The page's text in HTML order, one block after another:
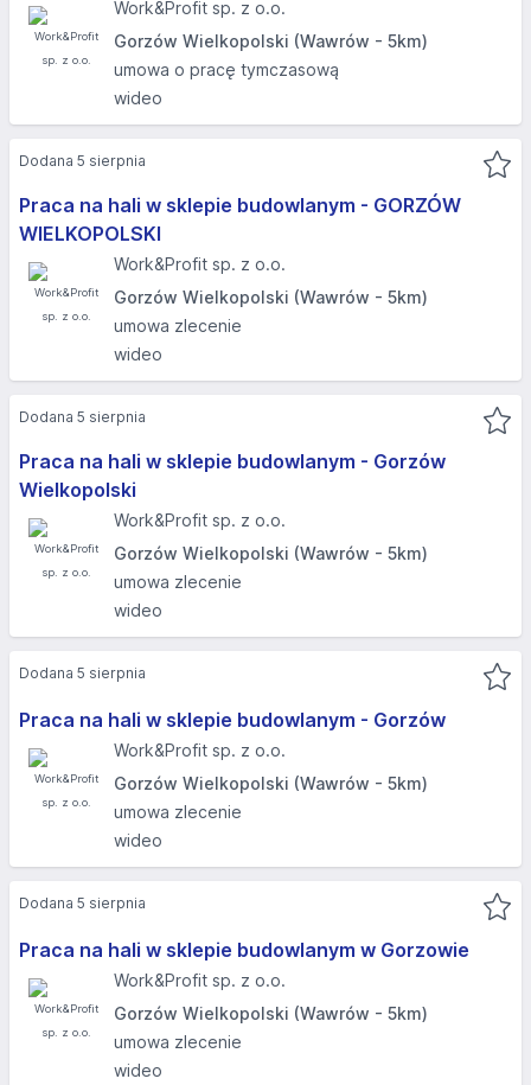
Work&Profit sp. z o.o.
Gorzów Wielkopolski (Wawrów - 5km)
umowa o pracę tymczasową
wideo
Praca na hali w sklepie budowlanym - GORZÓW
WIELKOPOLSKI​
Work&Profit sp. z o.o.
Gorzów Wielkopolski (Wawrów - 5km)
umowa zlecenie
wideo
Dodana 5 sierpnia
Praca na hali w sklepie budowlanym - Gorzów
Wielkopolski
Work&Profit sp. z o.o.
Gorzów Wielkopolski (Wawrów - 5km)
umowa zlecenie
wideo
Dodana 5 sierpnia
Praca na hali w sklepie budowlanym - Gorzów
Work&Profit sp. z o.o.
Gorzów Wielkopolski (Wawrów - 5km)
umowa zlecenie
wideo
Dodana 5 sierpnia
Praca na hali w sklepie budowlanym w Gorzowie
Work&Profit sp. z o.o.
Gorzów Wielkopolski (Wawrów - 5km)
umowa zlecenie
wideo
Dodana 5 sierpnia